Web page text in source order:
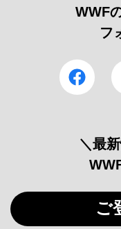
WWF
フ
＼最
ご